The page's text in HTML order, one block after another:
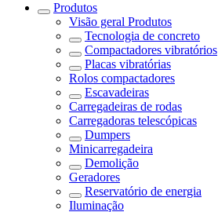
Produtos
Visão geral Produtos
Tecnologia de concreto
Compactadores vibratórios
Placas vibratórias
Rolos compactadores
Escavadeiras
Carregadeiras de rodas
Carregadoras telescópicas
Dumpers
Minicarregadeira
Demolição
Geradores
Reservatório de energia
Iluminação